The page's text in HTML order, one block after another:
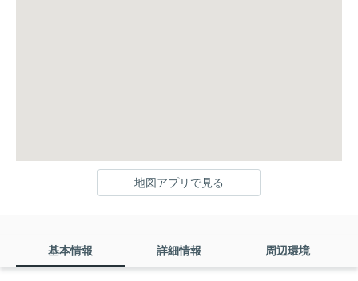
地図アプリで見る
基本情報 詳細情報 周辺環境